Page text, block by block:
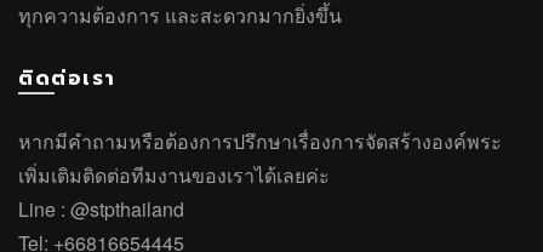
ทุกความต้องการ และสะดวกมากยิ่งขึ้น
ติดต่อเรา
หากมีคำถามหรือต้องการปรึกษาเรื่องการจัดสร้างองค์พระ
เพิ่มเติมติดต่อทีมงานของเราได้เลยค่ะ
Line : @stpthailand
Tel: +66816654445